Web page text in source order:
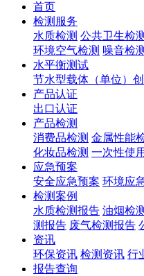
首页
检测服务
水质检测 公共卫生检测
环境空气检测 噪音检测
水平衡测试
节水型载体（单位）
产品认证
出口认证
产品检测
消费品检测 金属性能
化妆品检测 一次性使
应急预案
安全应急预案 环境应
检测案例
水质检测报告 油烟检
测报告 废气检测报告
资讯
环保资讯 检测资讯 行
报告查询